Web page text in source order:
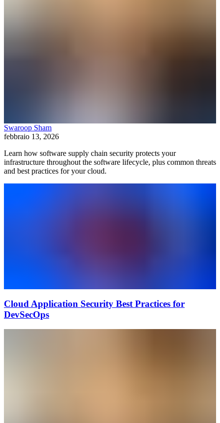
Swaroop Sham
febbraio 13, 2026
Learn how software supply chain security protects your
infrastructure throughout the software lifecycle, plus common threats
and best practices for your cloud.
Cloud Application Security Best Practices for
DevSecOps